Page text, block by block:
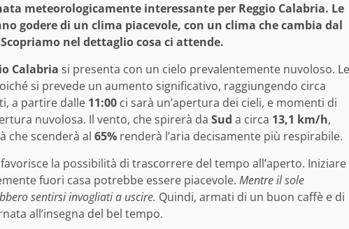
meteorologicamente interessante per Reggio Calabria. Le
godere di un clima piacevole, con un clima che cambia dal
nel dettaglio cosa ci attende.
Calabria si presenta con un cielo prevalentemente nuvoloso. Le
si prevede un aumento significativo, raggiungendo circa
a partire dalle 11:00 ci sarà un’apertura dei cieli, e momenti di
nuvolosa. Il vento, che spirerà da Sud a circa 13,1 km/h,
che scenderà al 65% renderà l’aria decisamente più respirabile.
la possibilità di trascorrere del tempo all’aperto. Iniziare
fuori casa potrebbe essere piacevole. Mentre il sole
sentirsi invogliati a uscire. Quindi, armati di un buon caffè e di
all’insegna del bel tempo.